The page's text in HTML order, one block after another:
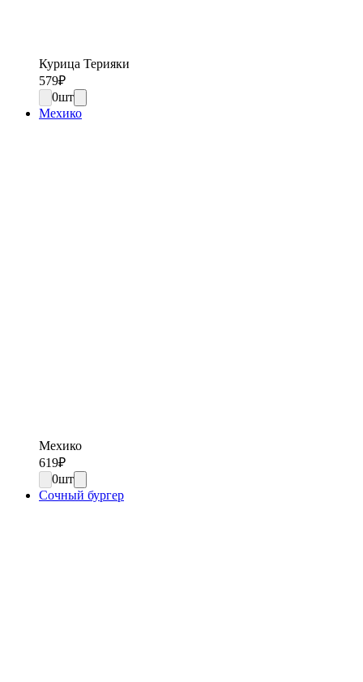
Курица Терияки
579₽
0шт
Мехико
Мехико
619₽
0шт
Сочный бургер